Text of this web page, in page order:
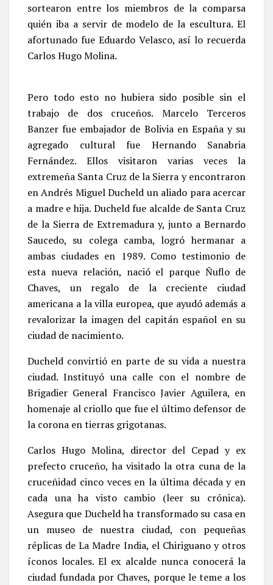
sortearon entre los miembros de la comparsa
quién iba a servir de modelo de la escultura. El
afortunado fue Eduardo Velasco, así lo recuerda
Carlos Hugo Molina.
Pero todo esto no hubiera sido posible sin el
trabajo de dos cruceños. Marcelo Terceros
Banzer fue embajador de Bolivia en España y su
agregado cultural fue Hernando Sanabria
Fernández. Ellos visitaron varias veces la
extremeña Santa Cruz de la Sierra y encontraron
en Andrés Miguel Ducheld un aliado para acercar
a madre e hija. Ducheld fue alcalde de Santa Cruz
de la Sierra de Extremadura y, junto a Bernardo
Saucedo, su colega camba, logró hermanar a
ambas ciudades en 1989. Como testimonio de
esta nueva relación, nació el parque Ñuflo de
Chaves, un regalo de la creciente ciudad
americana a la villa europea, que ayudó además a
revalorizar la imagen del capitán español en su
ciudad de nacimiento.
Ducheld convirtió en parte de su vida a nuestra
ciudad. Instituyó una calle con el nombre de
Brigadier General Francisco Javier Aguilera, en
homenaje al criollo que fue el último defensor de
la corona en tierras grigotanas.
Carlos Hugo Molina, director del Cepad y ex
prefecto cruceño, ha visitado la otra cuna de la
cruceñidad cinco veces en la última década y en
cada una ha visto cambio (leer su crónica).
Asegura que Ducheld ha transformado su casa en
un museo de nuestra ciudad, con pequeñas
réplicas de La Madre India, el Chiriguano y otros
íconos locales. El ex alcalde nunca conocerá la
ciudad fundada por Chaves, porque le teme a los